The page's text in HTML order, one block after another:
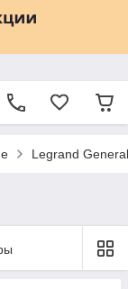
Legrand